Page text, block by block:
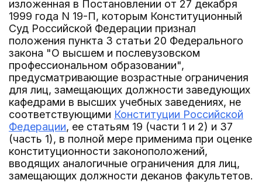
изложенная в Постановлении от 27 декабря
1999 года N 19-П, которым Конституционный
Суд Российской Федерации признал
положения пункта 3 статьи 20 Федерального
закона "О высшем и послевузовском
профессиональном образовании",
предусматривающие возрастные ограничения
для лиц, замещающих должности заведующих
кафедрами в высших учебных заведениях, не
соответствующими Конституции Российской
Федерации, ее статьям 19 (части 1 и 2) и 37
(часть 1), в полной мере применима при оценке
конституционности законоположений,
вводящих аналогичные ограничения для лиц,
замещающих должности деканов факультетов.